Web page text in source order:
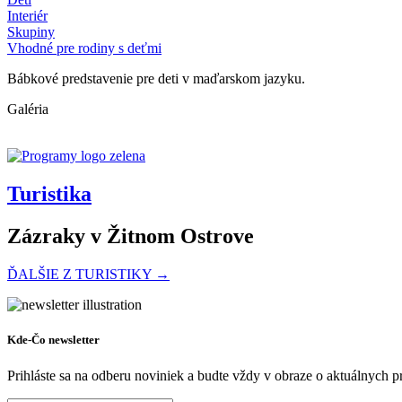
Interiér
Skupiny
Vhodné pre rodiny s deťmi
Bábkové predstavenie pre deti v maďarskom jazyku.
Galéria
Turistika
Zázraky v Žitnom Ostrove
ĎALŠIE Z TURISTIKY →
Na bicykli pri Dunaji
Kde-Čo newsletter
Prihláste sa na odberu noviniek a budte vždy v obraze o aktuálnych